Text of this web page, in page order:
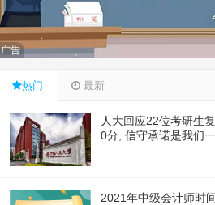
广告
热门 最新
人大回应22位考研生
0分, 信守承诺是我们
2021年中级会计师时